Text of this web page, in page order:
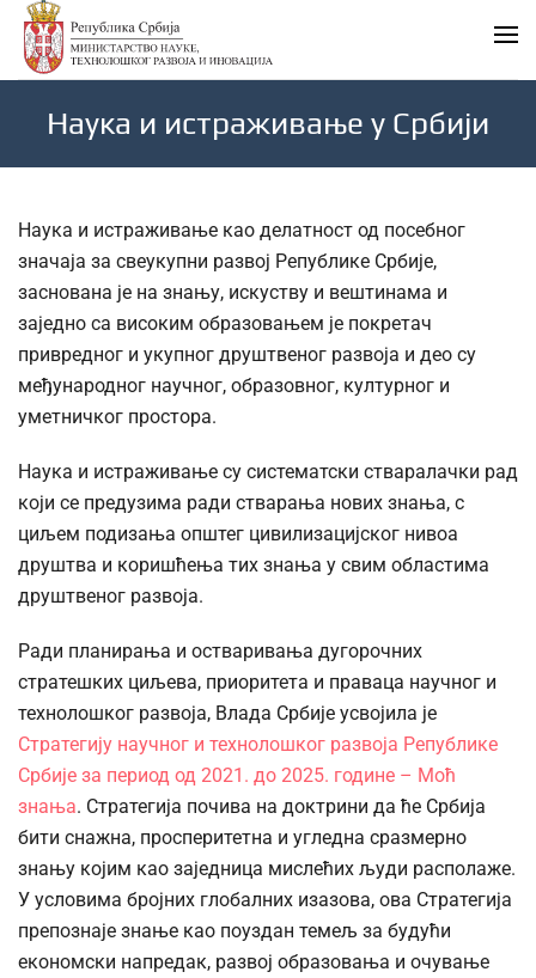
Наука и истраживање у Србији
Наука и истраживање као делатност од посебног
значаја за свеукупни развој Републике Србије,
заснована је на знању, искуству и вештинама и
заједно са високим образовањем је покретач
привредног и укупног друштвеног развоја и део су
међународног научног, образовног, културног и
уметничког простора.
Наука и истраживање су систематски стваралачки рад
који се предузима ради стварања нових знања, с
циљем подизања општег цивилизацијског нивоа
друштва и коришћења тих знања у свим областима
друштвеног развоја.
Ради планирања и остваривања дугорочних
стратешких циљева, приоритета и праваца научног и
технолошког развоја, Влада Србије усвојила је
Стратегију научног и технолошког развоја Републике
Србије за период од 2021. до 2025. године – Моћ
знања. Стратегија почива на доктрини да ће Србија
бити снажна, просперитетна и угледна сразмерно
знању којим као заједница мислећих људи располаже.
У условима бројних глобалних изазова, ова Стратегија
препознаје знање као поуздан темељ за будући
економски напредак, развој образовања и очување